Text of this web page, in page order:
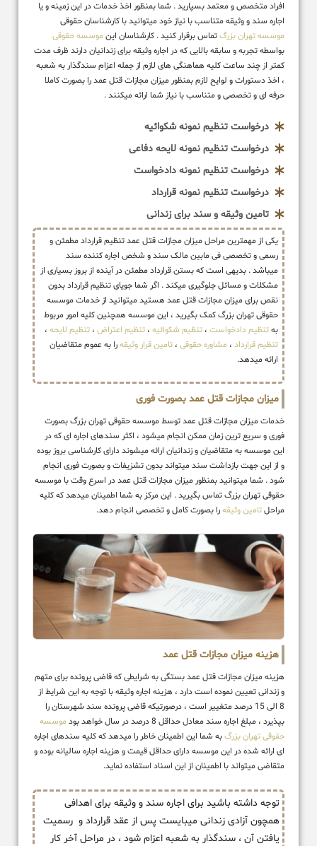
افراد متخصص و معتمد بسپارید . شما بمنظور اخذ خدمات در این زمینه و یا
اجاره سند و وثیقه متناسب با نیاز خود میتوانید با کارشناسان حقوقی
موسسه تهران بزرگتماس برقرار کنید . کارشناسان این موسسه حقوقی
بواسطه تجربه و سابقه بالایی که در اجاره وثیقه برای زندانیان دارند ظرف مدت
کمتر از چند ساعت کلیه هماهنگی های لازم از جمله اعزام سندگذار به شعبه
، اخذ دستورات و لوایح لازم بمنظور میزان مجازات قتل عمد را بصورت کاملا
حرفه ای و تخصصی و متناسب با نیاز شما ارائه میکنند .
درخواست تنظیم نمونه شکوائیه
درخواست تنظیم نمونه لایحه دفاعی
درخواست تنظیم نمونه دادخواست
درخواست تنظیم نمونه قرارداد
تامین وثیقه و سند برای زندانی
یکی از مهمترین مراحل میزان مجازات قتل عمد تنظیم قرارداد مطمئن و
رسمی و تخصصی فی مابین مالک سند و شخص اجاره کننده سند
میباشد . بدیهی است که بستن قرارداد مطمئن در آینده از بروز بسیاری از
مشکلات و مسائل جلوگیری میکند . اگر شما جویای تنظیم قرارداد بدون
نقص برای میزان مجازات قتل عمد هستید میتوانید از خدمات موسسه
حقوقی تهران بزرگ کمک بگیرید ، این موسسه همچنین کلیه امور مربوط
بهتنظیم دادخواست ، تنظیم شکوائیه ، تنظیم اعتراض ، تنظیم لایحه ،
تنظیم قرارداد ، مشاوره حقوقی ، تامین قرار وثیقهرا به عموم متقاضیان
ارائه میدهد.
میزان مجازات قتل عمد بصورت فوری
خدمات میزان مجازات قتل عمد توسط موسسه حقوقی تهران بزرگ بصورت
فوری و سریع ترین زمان ممکن انجام میشود ، اکثر سندهای اجاره ای که در
این موسسه به متقاضیان و زندانیان ارائه میشوند دارای کارشناسی بروز بوده
و از این جهت بازداشت سند میتواند بدون تشزیفات و بصورت فوری انجام
شود . شما میتوانید بمنظور میزان مجازات قتل عمد در اسرع وقت با موسسه
حقوقی تهران بزرگ تماس بگیرید . این مرکز به شما اطمینان میدهد که کلیه
مراحلتامین وثیقهرا بصورت کامل و تخصصی انجام دهد.
هزینه میزان مجازات قتل عمد
هزینه میزان مجازات قتل عمد بستگی به شرایطی که قاضی پرونده برای متهم
و زندانی تعیین نموده است دارد ، هزینه اجاره وثیقه با توجه به این شرایط از
8 الی 15 درصد متغییر است ، درصورتیکه قاضی پرونده سند شهرستان را
بپذیرد ، مبلغ اجاره سند معادل حداقل 8 درصد در سال خواهد بود
موسسه
حقوقی تهران بزرگبه شما این اطمینان خاطر را میدهد که کلیه سندهای اجاره
ای ارائه شده در این موسسه دارای حداقل قیمت و هزینه اجاره سالیانه بوده و
متقاضی میتواند با اطمینان از این اسناد استفاده نماید.
توجه داشته باشید برای اجاره سند و وثیقه برای اهدافی
همچون آزادی زندانی میبایست پس از عقد قرارداد و رسمیت
یافتن آن ، سندگذار به شعبه اعزام شود ، در مراحل آخر کار